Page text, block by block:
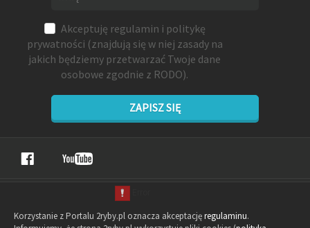
Akceptuję regulamin i politykę
prywatności (znajdują się w niej zasady na
jakich będziemy przetwarzać Twoje dane
osobowe zgodnie z RODO).
ZAPISZ SIĘ
Korzystanie z Portalu 2ryby.pl oznacza akceptacjęregulaminu.